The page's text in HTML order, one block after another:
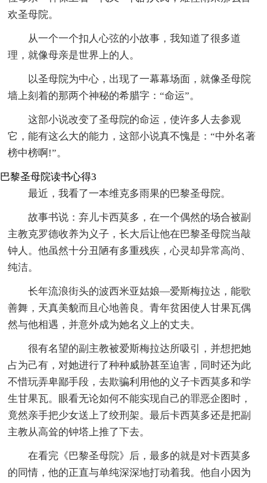
欢圣母院。
从一个一个扣人心弦的小故事，我知道了很多道
理，就像母亲是世界上的人。
以圣母院为中心，出现了一幕幕场面，就像圣母院
墙上刻着的那两个神秘的希腊字：“命运”。
这部小说改变了圣母院的命运，使许多人去参观
它，能有这么大的能力，这部小说真不愧是：“中外名著
榜中榜啊!”。
巴黎圣母院读书心得3
最近，我看了一本维克多雨果的巴黎圣母院。
故事书说：弃儿卡西莫多，在一个偶然的场合被副
主教克罗德收养为义子，长大后让他在巴黎圣母院当敲
钟人。他虽然十分丑陋有多重残疾，心灵却异常高尚、
纯洁。
长年流浪街头的波西米亚姑娘—爱斯梅拉达，能歌
善舞，天真美貌而且心地善良。青年贫困使人甘果瓦偶
然与他相遇，并意外成为她名义上的丈夫。
很有名望的副主教被爱斯梅拉达所吸引，并想把她
占为己有，对她进行了种种威胁甚至迫害，同时还为此
不惜玩弄卑鄙手段，去欺骗利用他的义子卡西莫多和学
生甘果瓦。眼看无论如何不能实现自己的罪恶企图时，
竟然亲手把少女送上了绞刑架。最后卡西莫多还是把副
主教从高耸的钟塔上推了下去。
在看完《巴黎圣母院》后，最多的就是对卡西莫多
的同情，他的正直与单纯深深地打动着我。他自小因为